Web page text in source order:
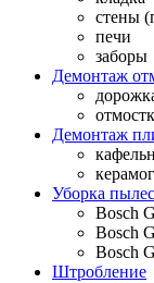
стены
печи
заборы
Демонтаж
Демонтаж
Уборка
Bosch
Bosch
Bosch
Штробление